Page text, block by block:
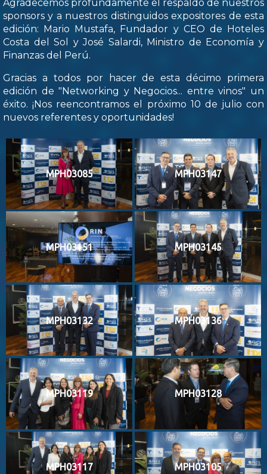
Agradecemos profundamente el respaldo de nuestros
sponsors y a nuestros distinguidos expositores de esta
edición: Mario Mustafa, Fundador y CEO de Hoteles
Costa del Sol y José Salardi, Ministro de Economía y
Finanzas del Perú.
Gracias a todos por hacer de esta décimo primera
edición de "Networking y Negocios... entre vinos" un
éxito. ¡Nos reencontramos el próximo 10 de julio con
nuevos referentes y oportunidades!
MPH03085 MPH03147
MPH03151 MPH03145
MPH03132 MPH03136
MPH03119 MPH03128
MPH03117 MPH03105